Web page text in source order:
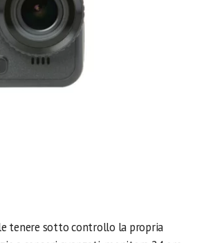
tenere sotto controllo la propria